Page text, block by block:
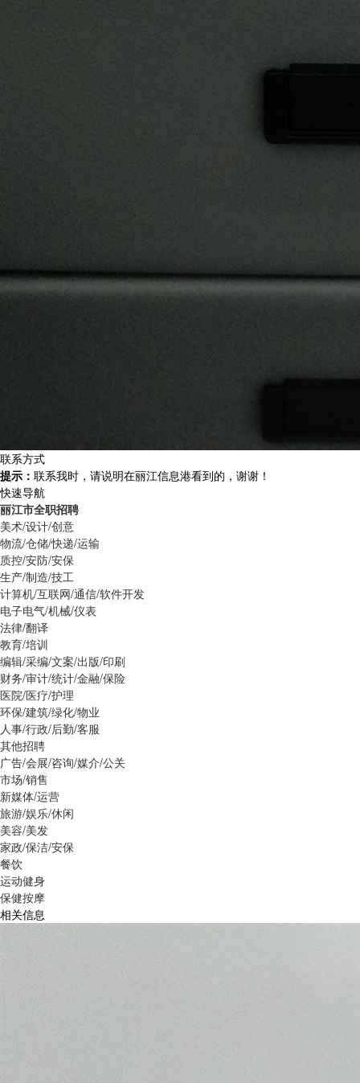
联系方式
提示： 联系我时，请说明在丽江信息港看到的，谢谢！
快速导航
丽江市全职招聘
美术/设计/创意
物流/仓储/快递/运输
质控/安防/安保
生产/制造/技工
计算机/互联网/通信/软件开发
电子电气/机械/仪表
法律/翻译
教育/培训
编辑/采编/文案/出版/印刷
财务/审计/统计/金融/保险
医院/医疗/护理
环保/建筑/绿化/物业
人事/行政/后勤/客服
其他招聘
广告/会展/咨询/媒介/公关
市场/销售
新媒体/运营
旅游/娱乐/休闲
美容/美发
家政/保洁/安保
餐饮
运动健身
保健按摩
相关信息